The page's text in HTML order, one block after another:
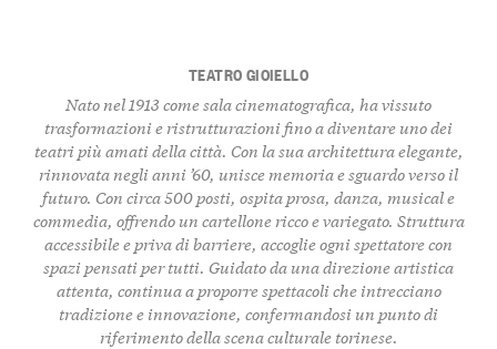
TEATRO GIOIELLO
Nato nel 1913 come sala cinematografica, ha vissuto
trasformazioni e ristrutturazioni fino a diventare uno dei
teatri più amati della città. Con la sua architettura elegante,
rinnovata negli anni ’60, unisce memoria e sguardo verso il
futuro. Con circa 500 posti, ospitaprosa, danza, musicale
commedia, offrendo un cartellone ricco e variegato. Struttura
accessibilee priva di barriere, accoglie ogni spettatore con
spazi pensati per tutti. Guidato da una direzione artistica
attenta, continua a proporre spettacoli che intrecciano
tradizioneeinnovazione, confermandosi un punto di
riferimento della scena culturale torinese.